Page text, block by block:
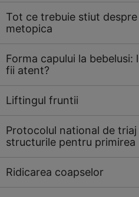
Tot ce trebuie stiut
metopica
Forma capului la bebelusi:
fii atent?
Liftingul fruntii
Protocolul national de
structurile pentru primirea
Ridicarea coapselor